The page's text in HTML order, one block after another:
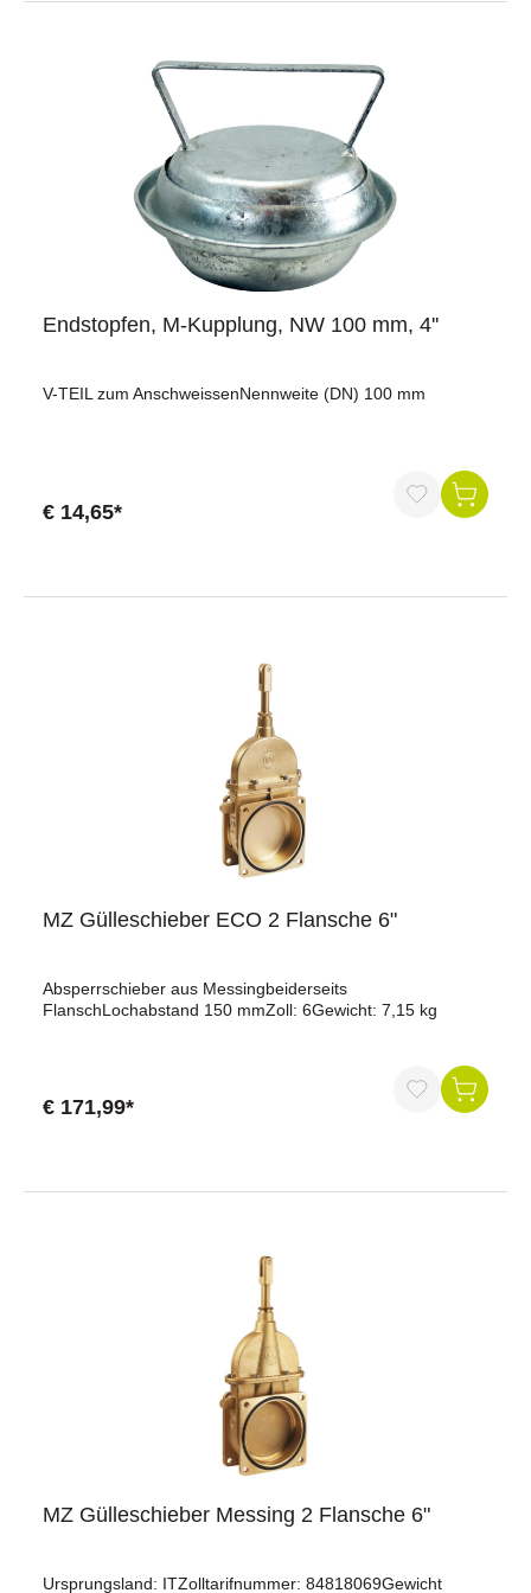
Endstopfen, M-Kupplung, NW 100 mm, 4''
V-TEIL zum AnschweissenNennweite (DN) 100 mm
€ 14,65*
MZ Gülleschieber ECO 2 Flansche 6"
Absperrschieber aus Messingbeiderseits
FlanschLochabstand 150 mmZoll: 6Gewicht: 7,15 kg
€ 171,99*
MZ Gülleschieber Messing 2 Flansche 6"
Ursprungsland: ITZolltarifnummer: 84818069Gewicht